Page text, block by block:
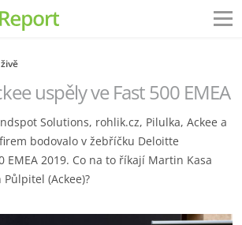
uspěly ve Fast 500 EMEA
Solutions, rohlik.cz, Pilulka, Ackee a
bodovalo v žebříčku Deloitte
EMEA 2019. Co na to říkají Martin Kasa
(Ackee)?